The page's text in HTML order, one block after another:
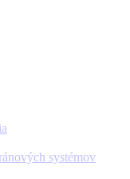
systémov